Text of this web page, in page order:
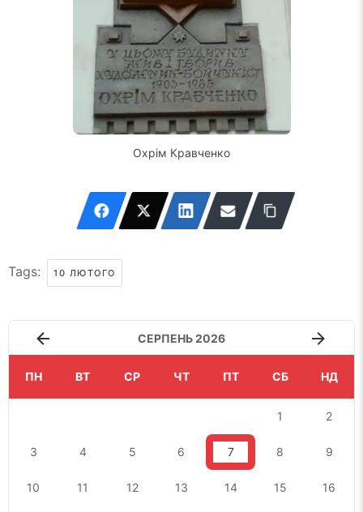
Охрім Кравченко
Tags: 10 ЛЮТОГО
СЕРПЕНЬ 2026
ПН ВТ СР ЧТ ПТ СБ НД
1 2
3 4 5 6 7 8 9
10 11 12 13 14 15 16